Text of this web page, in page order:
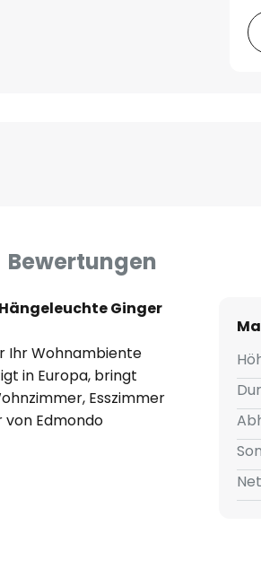
Bewertungen
Ginger
Ihr Wohnambiente
in Europa, bringt
Esszimmer
von Edmondo
eine
enthalten ist,
Die E27
Leuchtmittels. Lassen